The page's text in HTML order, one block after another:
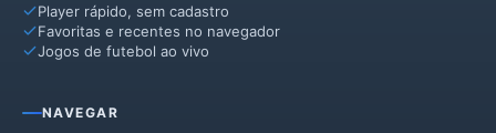
Player rápido, sem cadastro
Favoritas e recentes no navegador
Jogos de futebol ao vivo
NAVEGAR